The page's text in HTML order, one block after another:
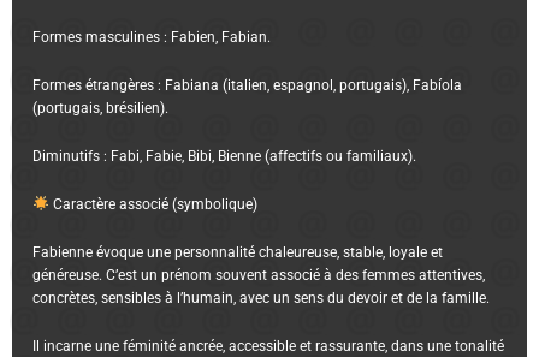
Formes masculines : Fabien, Fabian.
Formes étrangères : Fabiana (italien, espagnol, portugais), Fabíola
(portugais, brésilien).
Diminutifs : Fabi, Fabie, Bibi, Bienne (affectifs ou familiaux).
Caractère associé (symbolique)
Fabienne évoque une personnalité chaleureuse, stable, loyale et
généreuse. C’est un prénom souvent associé à des femmes attentives,
concrètes, sensibles à l’humain, avec un sens du devoir et de la famille.
Il incarne une féminité ancrée, accessible et rassurante, dans une tonalité